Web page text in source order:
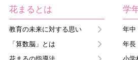
花まるとは
教育の未来に対する思い
「算数脳」とは
花まるの指導法
学
年中
年長
小学